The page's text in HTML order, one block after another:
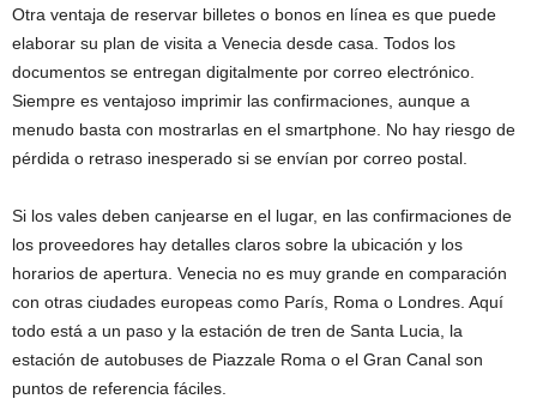
Otra ventaja de reservar billetes o bonos en línea es que puede
elaborar su plan de visita a Venecia desde casa. Todos los
documentos se entregan digitalmente por correo electrónico.
Siempre es ventajoso imprimir las confirmaciones, aunque a
menudo basta con mostrarlas en el smartphone. No hay riesgo de
pérdida o retraso inesperado si se envían por correo postal.
Si los vales deben canjearse en el lugar, en las confirmaciones de
los proveedores hay detalles claros sobre la ubicación y los
horarios de apertura. Venecia no es muy grande en comparación
con otras ciudades europeas como París, Roma o Londres. Aquí
todo está a un paso y la estación de tren de Santa Lucia, la
estación de autobuses de Piazzale Roma o el Gran Canal son
puntos de referencia fáciles.